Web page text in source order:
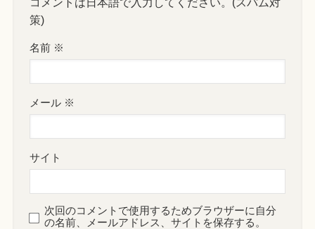
策)
名前 ※
メール ※
サイト
次回のコメントで使用するためブラウザーに自分
の名前、メールアドレス、サイトを保存する。